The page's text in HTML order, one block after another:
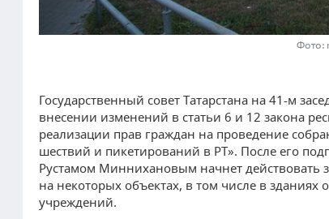
Фото:
Государственный совет Татарстана на 41-м
внесении изменений в статьи 6 и 12 закона
реализации прав граждан на проведение
шествий и пикетирований в РТ». После его
Рустамом Миннихановым начнет действовать
на некоторых объектах, в том числе в
учреждений.